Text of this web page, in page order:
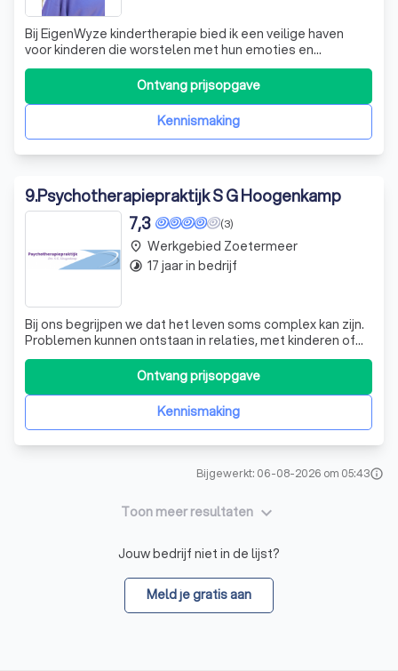
Bij EigenWyze kindertherapie bied ik een veilige haven
voor kinderen die worstelen met hun emoties en
gevoelens. Als gediplomeerd integratief kindercounselor
en therapeut i.o. begrijp ik dat elk kind unieke uitdagingen
heeft. Mijn aanpak is gericht op het versterken van de
zelfstandigheid, zelfvertrKennismaking
Ontvang prijsopgave
9.Psychotherapiepraktijk S G Hoogenkamp
(3)
7,3
Bij ons begrijpen we dat het leven soms complex kan zijn.
Problemen kunnen ontstaan in relaties, met kinderen of
op het werk. Soms kunnen gezondheidsproblemen of
ervaringen uit het verleden leiden tot psychische
klachten. Hoewel u deze problemen vaak zelf of met hulp
van dierbaren kunt overwinnen, i
Kennismaking
Ontvang prijsopgave
place Werkgebied Zoetermeer
timelapse 17 jaar in bedrijf
Bijgewerkt: 06-08-2026 om 05:43info
Toon meer resultaten keyboard_arrow_down
Jouw bedrijf niet in de lijst?
Meld je gratis aan